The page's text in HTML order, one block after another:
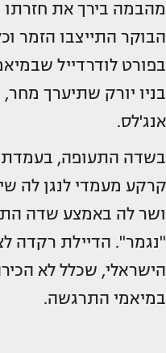
מהבמה בירך את
הבוקר התייצבו הזמר
בפורט לודרדייל
בניו יורק שתיערך
אנג'לס.
בשדה התעופה, בעמדת
קרקע מעמדי לנגן לה
ושר לה באמצע שדה
"נגמר". הדיילת רקדה
הישראלי, שכלל לא
במיאמי התרגשה.